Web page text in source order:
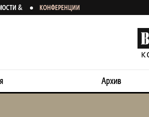
& КОНФЕРЕНЦИИ
Архив